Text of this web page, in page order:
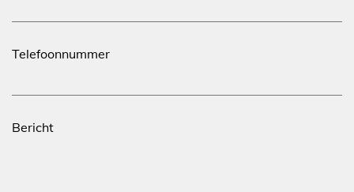
Telefoonnummer
Bericht